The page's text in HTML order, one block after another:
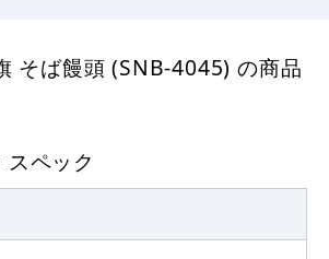
2,552 円 税込
そば饅頭 (SNB-4045) の商品
ペック